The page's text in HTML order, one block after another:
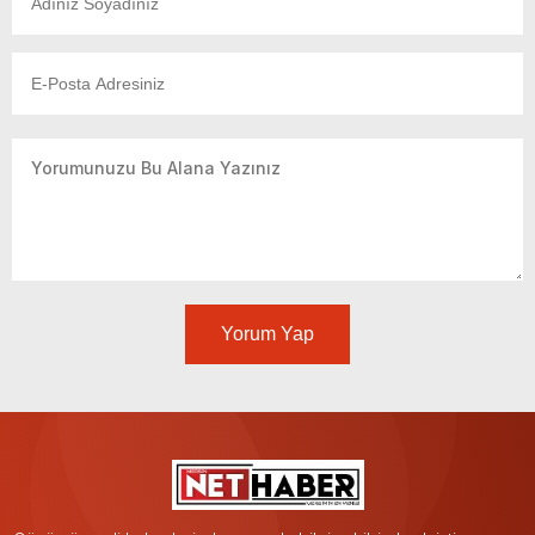
Yorum Yap